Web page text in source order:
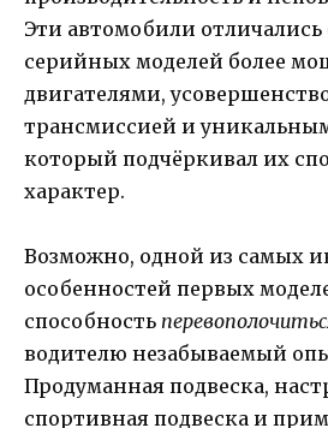
Эти автомобили
серийных моделей более
двигателями,
трансмиссией и
который подчёркивал их
характер.
Возможно, одной из самых
особенностей первых
способность
водителю незабываемый
Продуманная подвеска,
спортивная подвеска и